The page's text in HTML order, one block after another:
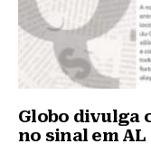
Globo divulga
no sinal em AL